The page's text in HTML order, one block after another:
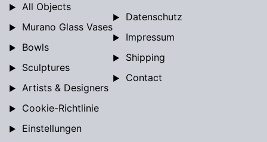
All Objects
Murano Glass Vases
Bowls
Sculptures
Artists & Designers
Datenschutz
Impressum
Shipping
Contact
Cookie-Richtlinie
Einstellungen